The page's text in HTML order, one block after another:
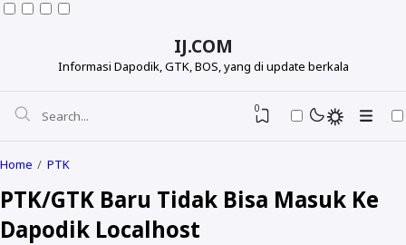
IJ.COM
Informasi Dapodik, GTK, BOS, yang di update berkala
0
Home PTK
PTK/GTK Baru Tidak Bisa Masuk Ke
Dapodik Localhost